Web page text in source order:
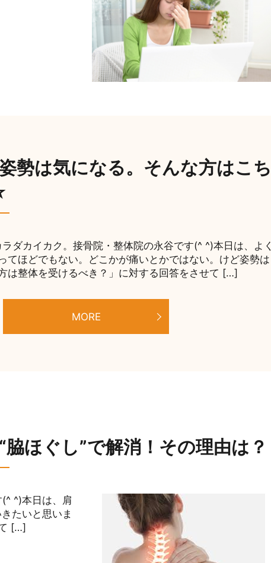
勢は気になる。そんな方はこち
ダカイカク。接骨院・整体院の永谷です(^ ^)本日は、よく
てほどでもない。どこかが痛いとかではない。けど姿勢は
は整体を受けるべき？」に対する回答をさせて […]
MORE
ほぐし”で解消！その理由は？
^)本日は、肩
たいと思いま
[…]